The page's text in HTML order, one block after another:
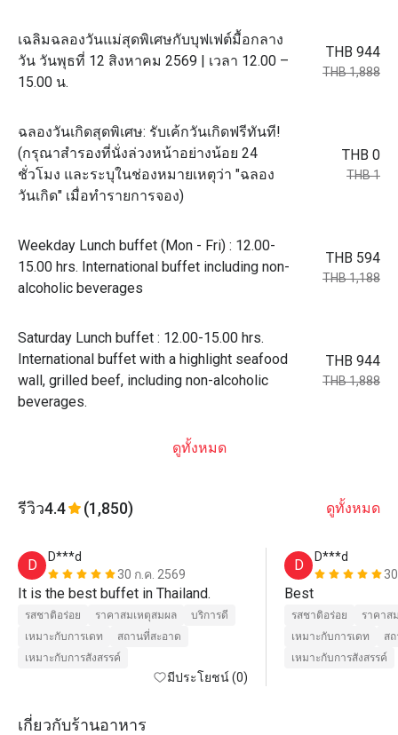
เฉลิมฉลองวันแม่สุดพิเศษกับบุฟเฟต์มื้อกลาง
วัน วันพุธที่ 12 สิงหาคม 2569 | เวลา 12.00 –
15.00 น.
THB 944
THB 1,888
ฉลองวันเกิดสุดพิเศษ: รับเค้กวันเกิดฟรีทันที!
(กรุณาสำรองที่นั่งล่วงหน้าอย่างน้อย 24
ชั่วโมง และระบุในช่องหมายเหตุว่า "ฉลอง
วันเกิด" เมื่อทำรายการจอง)
THB 0
THB 1
Weekday Lunch buffet (Mon - Fri) : 12.00-
15.00 hrs. International buffet including non-
alcoholic beverages
THB 594
THB 1,188
Saturday Lunch buffet : 12.00-15.00 hrs.
International buffet with a highlight seafood
wall, grilled beef, including non-alcoholic
beverages.
THB 944
THB 1,888
ดูทั้งหมด
รีวิว4.4 (1,850) ดูทั้งหมด
D
D***d
30 ก.ค. 2569
It is the best buffet in Thailand.
รสชาติอร่อย ราคาสมเหตุสมผล
บริการดี
เหมาะกับการเดท
สถานที่สะอาด
เหมาะกับการสังสรรค์
มีประโยชน์ (0)
D
D***d
Best
รสชาติอร่อย
ราคาส
เหมาะกับการเดท
ส
เหมาะกับการสังสรรค์
เกี่ยวกับร้านอาหาร